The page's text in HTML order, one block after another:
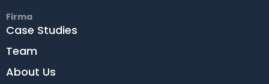
Firma
Case Studies
Team
About Us